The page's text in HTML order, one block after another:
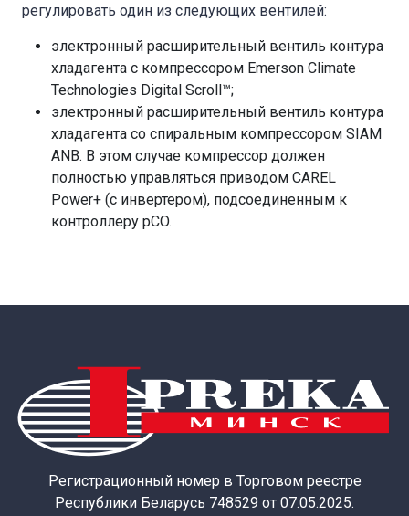
регулировать один из следующих вентилей:
электронный расширительный вентиль контура
хладагента с компрессором Emerson Climate
Technologies Digital Scroll™;
электронный расширительный вентиль контура
хладагента со спиральным компрессором SIAM
ANB. В этом случае компрессор должен
полностью управляться приводом CAREL
Power+ (с инвертером), подсоединенным к
контроллеру pCO.
Регистрационный номер в Торговом реестре
Республики Беларусь 748529 от 07.05.2025.